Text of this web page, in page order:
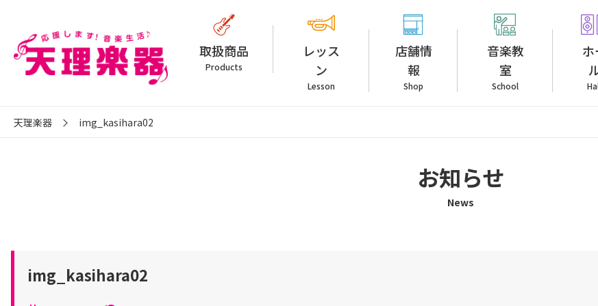
取扱商品
Products
レッス
ン
Lesson
店舗情
報
Shop
音楽教
室
School
ホ
天理楽器 img_kasihara02
お知らせ
News
img_kasihara02